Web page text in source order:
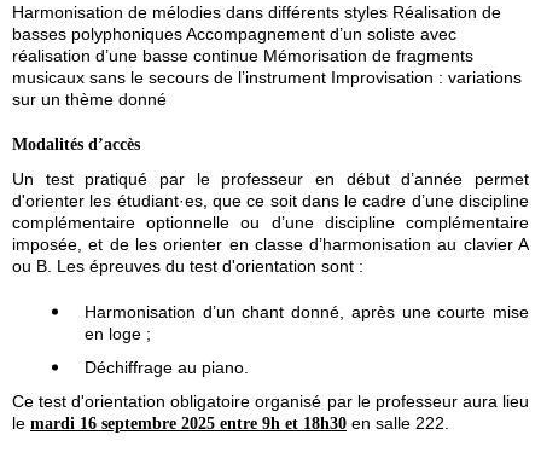
Harmonisation de mélodies dans différents styles Réalisation de
basses polyphoniques Accompagnement d’un soliste avec
réalisation d’une basse continue Mémorisation de fragments
musicaux sans le secours de l’instrument Improvisation : variations
sur un thème donné
Modalités d’accès
Un test pratiqué par le professeur en début d’année permet
d'orienter les étudiant·es, que ce soit dans le cadre d’une discipline
complémentaire optionnelle ou d’une discipline complémentaire
imposée, et de les orienter en classe d’harmonisation au clavier A
ou B. Les épreuves du test d'orientation sont :
Harmonisation d’un chant donné, après une courte mise
en loge ;
Déchiffrage au piano.
Ce test d'orientation obligatoire organisé par le professeur aura lieu
le mardi 16 septembre 2025 entre 9h et 18h30 en salle 222.